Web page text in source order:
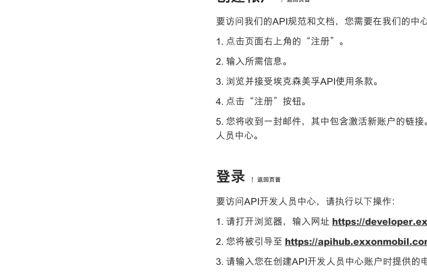
要访问我们的API规范和文档，您需要在我们的中
1. 点击页面右上角的“注册”。
2. 输入所需信息。
3. 浏览并接受埃克森美孚API使用条款。
4. 点击“注册”按钮。
5. 您将收到一封邮件，其中包含激活新账户的链
人员中心。
登录 ↑ 返回页首
要访问API开发人员中心，请执行以下操作：
1. 请打开浏览器，输入网址 https://
2. 您将被引导至 https://
3. 请输入您在创建API开发人员中心账户时提供的